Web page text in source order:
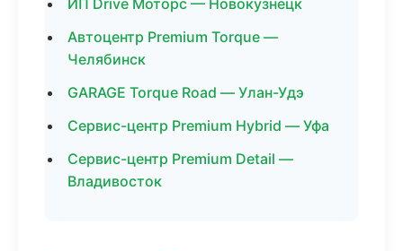
ИП Drive Моторс — Новокузнецк
Автоцентр Premium Torque —
Челябинск
GARAGE Torque Road — Улан-Удэ
Сервис-центр Premium Hybrid — Уфа
Сервис-центр Premium Detail —
Владивосток